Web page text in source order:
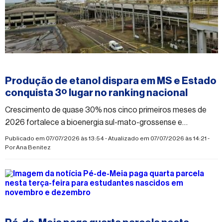
Produção de etanol dispara em MS e Estado
conquista 3º lugar no ranking nacional
Crescimento de quase 30% nos cinco primeiros meses de
2026 fortalece a bioenergia sul-mato-grossense e
impulsiona o setor sucroenergético
Publicado em 07/07/2026 às 13:54 - Atualizado em 07/07/2026 às 14:21 -
PorAna Benitez